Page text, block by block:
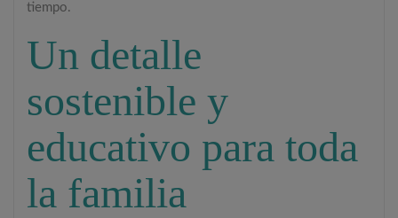
tiempo.
Un detalle
sostenible y
educativo para toda
la familia